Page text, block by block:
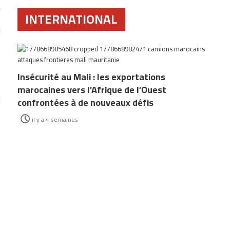
INTERNATIONAL
Insécurité au Mali : les exportations
marocaines vers l’Afrique de l’Ouest
confrontées à de nouveaux défis
il y a 4 semaines